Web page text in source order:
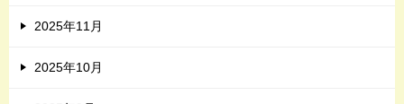
2025年11月
2025年10月